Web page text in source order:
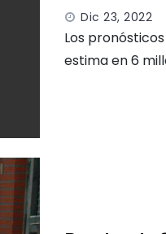
Dic 23, 2022
Los
estima en 6